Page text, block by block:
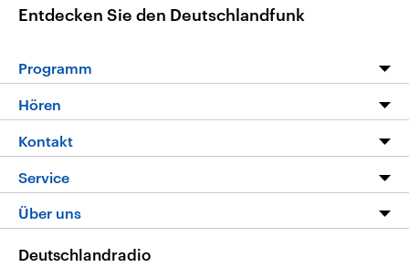
Entdecken Sie den Deutschlandfunk
Programm
Die Nachrichten
Nachrichtenleicht
Neue Beiträge auf dlf.de
Hören
Livestream
Podcasts
Deutschlandfunk App
Nachrichten App
Kontakt
Service
FAQ
Über uns
Deutschlandradio